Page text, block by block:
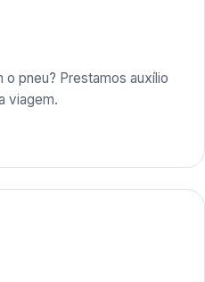
pneu? Prestamos auxílio
viagem.